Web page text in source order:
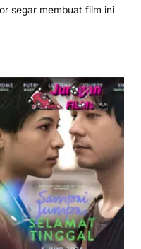
segar membuat film ini